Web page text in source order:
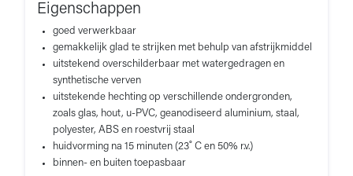
Eigenschappen
goed verwerkbaar
gemakkelijk glad te strijken met behulp van afstrijkmiddel
uitstekend overschilderbaar met watergedragen en
synthetische verven
uitstekende hechting op verschillende ondergronden,
zoals glas, hout, u-PVC, geanodiseerd aluminium, staal,
polyester, ABS en roestvrij staal
huidvorming na 15 minuten (23˚ C en 50% r.v.)
binnen- en buiten toepasbaar